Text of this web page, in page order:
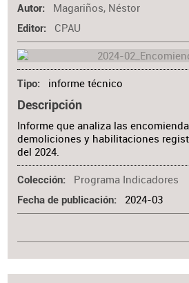
Autor Magariños, Néstor
Editor CPAU
Tipo informe técnico
Descripción
Informe que analiza las
demoliciones y habilitaciones
del 2024.
Colección Programa Indicadores
Fecha de publicación 2024-03